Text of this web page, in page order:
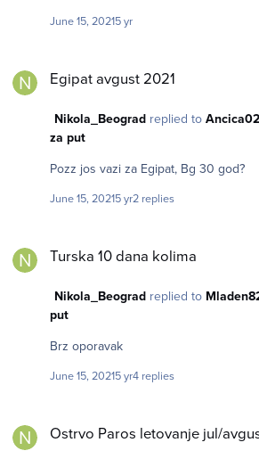
June 15, 20215 yr
Egipat avgust 2021
Nikola_Beogradreplied to
za put
Pozz jos vazi za Egipat, Bg 30 god?
June 15, 20215 yr2 replies
Turska 10 dana kolima
Nikola_Beogradreplied to
put
Brz oporavak
June 15, 20215 yr4 replies
Ostrvo Paros letovanje jul/